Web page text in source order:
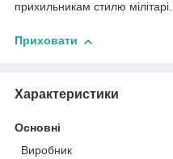
прихильникам стилю мілітарі.
Приховати
Характеристики
Основні
Виробник